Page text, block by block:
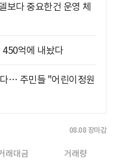
보다 중요한건 운영 체
450억에 내놨다
… 주민들 "어린이정원
08.08 장마감
래대금 거래량